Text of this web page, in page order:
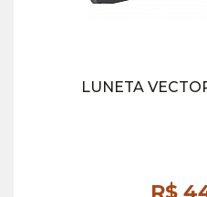
LUNETA
R$